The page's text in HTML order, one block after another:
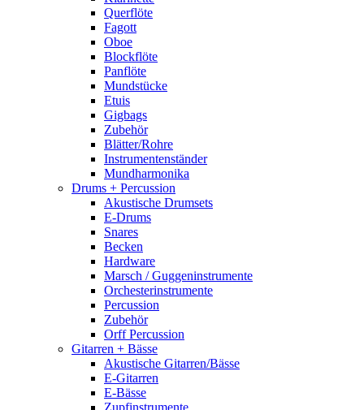
Querflöte
Fagott
Oboe
Blockflöte
Panflöte
Mundstücke
Etuis
Gigbags
Zubehör
Blätter/Rohre
Instrumentenständer
Mundharmonika
Drums + Percussion
Akustische Drumsets
E-Drums
Snares
Becken
Hardware
Marsch / Guggeninstrumente
Orchesterinstrumente
Percussion
Zubehör
Orff Percussion
Gitarren + Bässe
Akustische Gitarren/Bässe
E-Gitarren
E-Bässe
Zupfinstrumente